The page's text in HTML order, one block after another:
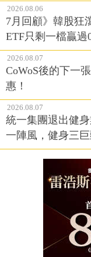
2026.08.06
7月回顧》韓股狂
ETF只剩一檔贏過
2026.08.07
CoWoS後的下一
惠！
2026.08.07
統一集團退出健
一陣風，健身三